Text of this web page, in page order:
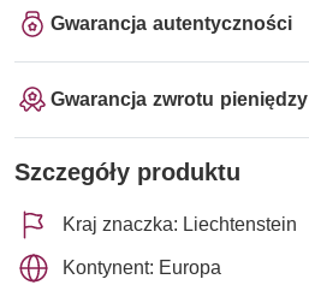
Gwarancja autentyczności
Gwarancja zwrotu pieniędzy
Szczegóły produktu
Kraj znaczka: Liechtenstein
Kontynent: Europa